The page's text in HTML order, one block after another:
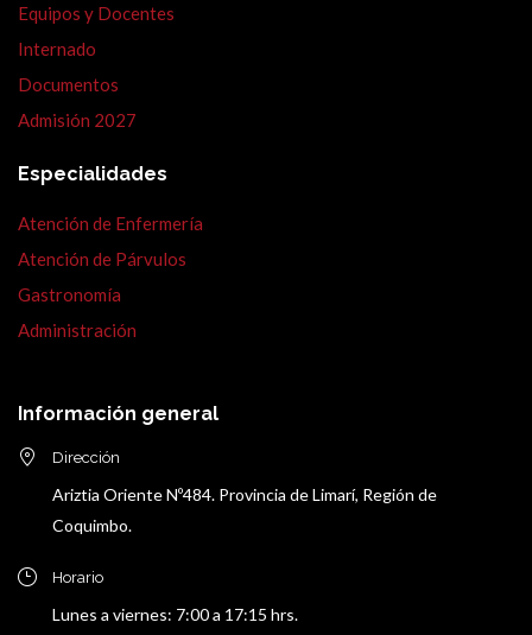
Equipos y Docentes
Internado
Documentos
Admisión 2027
Especialidades
Atención de Enfermería
Atención de Párvulos
Gastronomía
Administración
Información general
Dirección
Ariztia Oriente Nº484. Provincia de Limarí, Región de
Coquimbo.
Horario
Lunes a viernes: 7:00 a 17:15 hrs.